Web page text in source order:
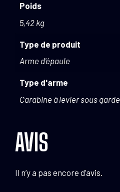
Poids
5,42 kg
Type de produit
Arme d'épaule
Type d'arme
Carabine à levier sous garde
AVIS
Il n’y a pas encore d’avis.